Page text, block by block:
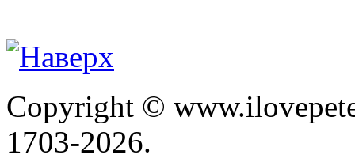
Copyright ©
1703-2026.